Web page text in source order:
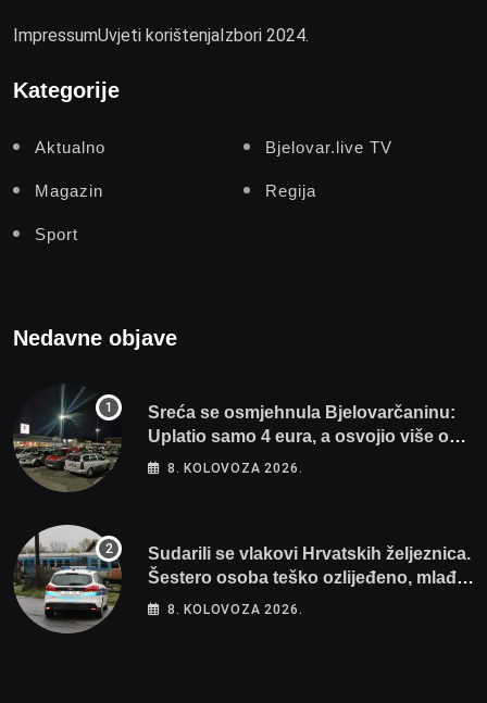
ImpressumUvjeti korištenjaIzbori 2024.
Kategorije
Aktualno Bjelovar.live TV
Magazin Regija
Sport
Nedavne objave
Sreća se osmjehnula Bjelovarčaninu:
Uplatio samo 4 eura, a osvojio više od
80 tisuća eura
8. KOLOVOZA 2026.
Sudarili se vlakovi Hrvatskih željeznica.
Šestero osoba teško ozlijeđeno, mlađa
žena na intenzivnoj
8. KOLOVOZA 2026.